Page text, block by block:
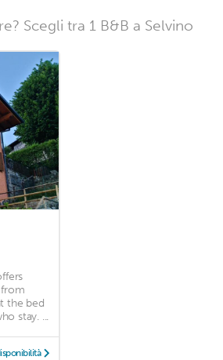
Scegli tra 1 B&B a Selvino
the bed
stay. ...